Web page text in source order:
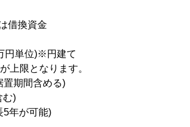
借換資金
円単位)※円建て
となります。
期間含める)
む)
年が可能)